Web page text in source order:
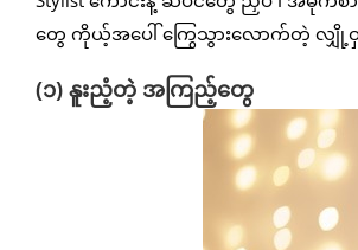
တွေ ကိုယ့်အပေါ် ကြွေသွားလောက်တဲ့ လျှို့ဝှက်
(၁) နူးညံ့တဲ့ အကြည့်တွေ